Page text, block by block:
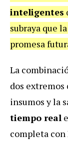
inteligentes
subraya que
promesa
La
dos
insumos y la
tiempo real
completa con